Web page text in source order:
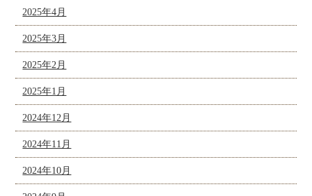
2025年4月
2025年3月
2025年2月
2025年1月
2024年12月
2024年11月
2024年10月